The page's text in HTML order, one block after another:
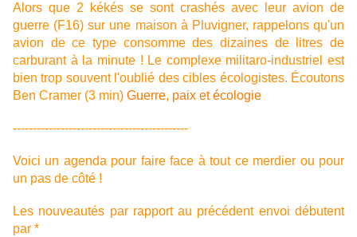
Alors que 2 kékés se sont crashés avec leur avion de
guerre (F16) sur une maison à Pluvigner, rappelons qu'un
avion de ce type consomme des dizaines de litres de
carburant à la minute ! Le complexe militaro-industriel est
bien trop souvent l'oublié des cibles écologistes. Écoutons
Ben Cramer (3 min) Guerre, paix et écologie
--------------------------------------------
Voici un agenda pour faire face à tout ce merdier ou pour
un pas de côté !
Les nouveautés par rapport au précédent envoi débutent
par *